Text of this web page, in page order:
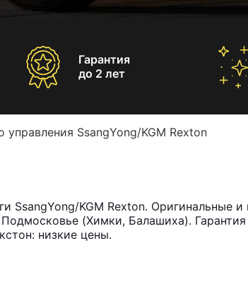
Гарантия
до 2 лет
управления SsangYong/KGM Rexton
SsangYong/KGM Rexton. Оригинальные и
(Химки, Балашиха).
низкие цены.